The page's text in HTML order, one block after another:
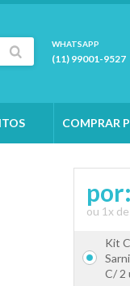
WHATSAPP
(11) 99001-9527
COMPRAR
por:
ou 1 x de
Kit
C/ 2